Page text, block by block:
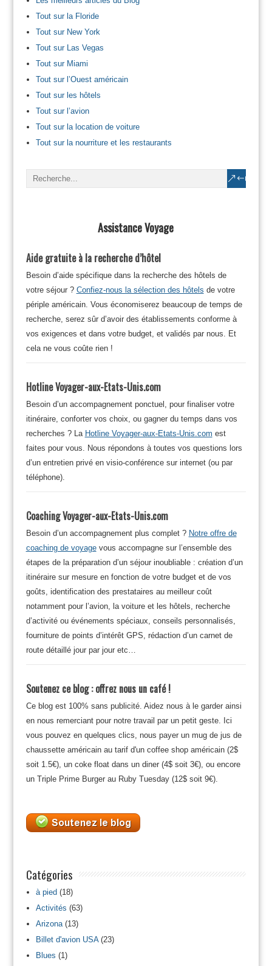
Tout sur la Floride
Tout sur New York
Tout sur Las Vegas
Tout sur Miami
Tout sur l’Ouest américain
Tout sur les hôtels
Tout sur l’avion
Tout sur la location de voiture
Tout sur la nourriture et les restaurants
Assistance Voyage
Aide gratuite à la recherche d’hôtel
Besoin d’aide spécifique dans la recherche des hôtels de
votre séjour ? Confiez-nous la sélection des hôtels de votre
périple américain. Vous économiserez beaucoup de temps de
recherche, serez sûr d’avoir des établissements conforme à
vos exigences et dans votre budget, et validés par nous. Et
cela ne vous coûte rien !
Hotline Voyager-aux-Etats-Unis.com
Besoin d’un accompagnement ponctuel, pour finaliser votre
itinéraire, conforter vos choix, ou gagner du temps dans vos
recherches ? La Hotline Voyager-aux-Etats-Unis.com est
faites pour vous. Nous répondons à toutes vos questions lors
d’un entretien privé en visio-conférence sur internet (ou par
téléphone).
Coaching Voyager-aux-Etats-Unis.com
Besoin d’un accompagnement plus complet ? Notre offre de
coaching de voyagevous accompagne sur l’ensemble des
étapes de la préparation d’un séjour inoubliable : création d’un
itinéraire sur mesure en fonction de votre budget et de vos
goûts, identification des prestataires au meilleur coût
notamment pour l’avion, la voiture et les hôtels, recherche
d’activité ou événements spéciaux, conseils personnalisés,
fourniture de points d’intérêt GPS, rédaction d’un carnet de
route détaillé jour par jour etc…
Soutenez ce blog : offrez nous un café !
Ce blog est 100% sans publicité. Aidez nous à le garder ainsi
en nous remerciant pour notre travail par un petit geste. Ici
vous pouvez en quelques clics, nous payer un mug de jus de
chaussette américain au tarif d'un coffee shop américain (2$
soit 1.5€), un coke float dans un diner (4$ soit 3€), ou encore
un Triple Prime Burger au Ruby Tuesday (12$ soit 9€).
Catégories
à pied(18)
Activités (63)
Arizona(13)
Billet d'avion USA(23)
Blues (1)